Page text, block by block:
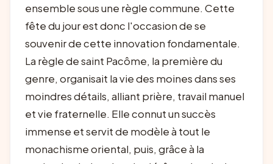
ensemble sous une règle commune. Cette
fête du jour est donc l'occasion de se
souvenir de cette innovation fondamentale.
La règle de saint Pacôme, la première du
genre, organisait la vie des moines dans ses
moindres détails, alliant prière, travail manuel
et vie fraternelle. Elle connut un succès
immense et servit de modèle à tout le
monachisme oriental, puis, grâce à la